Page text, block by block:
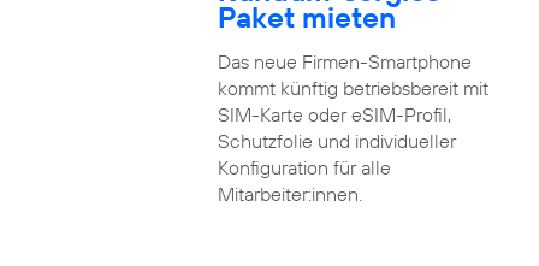
Paket mieten
Das neue Firmen-Smartphone
kommt künftig betriebsbereit mit
SIM-Karte oder eSIM-Profil,
Schutzfolie und individueller
Konfiguration für alle
Mitarbeiter:innen.